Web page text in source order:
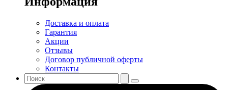
Доставка и оплата
Гарантия
Акции
Отзывы
Договор публичной оферты
Контакты